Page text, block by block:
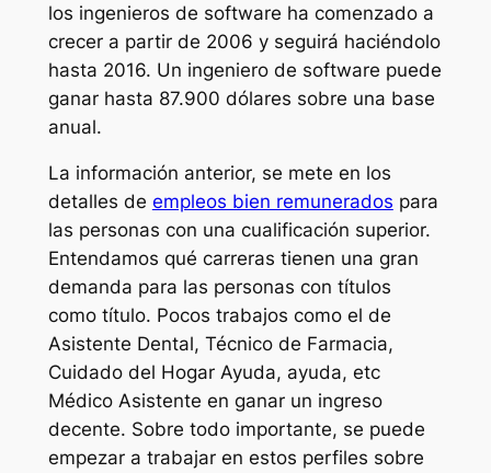
los ingenieros de software ha comenzado a
crecer a partir de 2006 y seguirá haciéndolo
hasta 2016. Un ingeniero de software puede
ganar hasta 87.900 dólares sobre una base
anual.
La información anterior, se mete en los
detalles de empleos bien remunerados para
las personas con una cualificación superior.
Entendamos qué carreras tienen una gran
demanda para las personas con títulos
como título. Pocos trabajos como el de
Asistente Dental, Técnico de Farmacia,
Cuidado del Hogar Ayuda, ayuda, etc
Médico Asistente en ganar un ingreso
decente. Sobre todo importante, se puede
empezar a trabajar en estos perfiles sobre